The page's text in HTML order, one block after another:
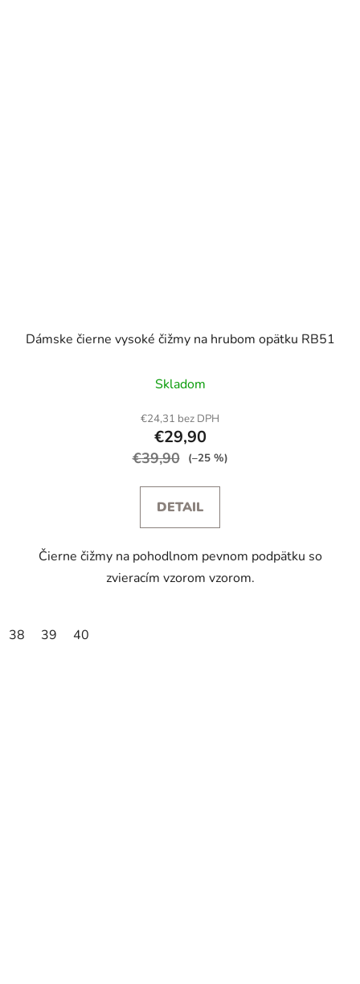
Dámske čierne vysoké čižmy na hrubom opätku RB51
Skladom
€24,31 bez DPH
€29,90
€39,90 (–25 %)
DETAIL
Čierne čižmy na pohodlnom pevnom podpätku so
zvieracím vzorom vzorom.
38 39 40